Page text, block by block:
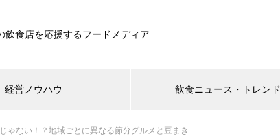
飲食店を応援するフードメディア
経営ノウハウ 飲食ニュース・トレンド
ゃない！？地域ごとに異なる節分グルメと豆まき